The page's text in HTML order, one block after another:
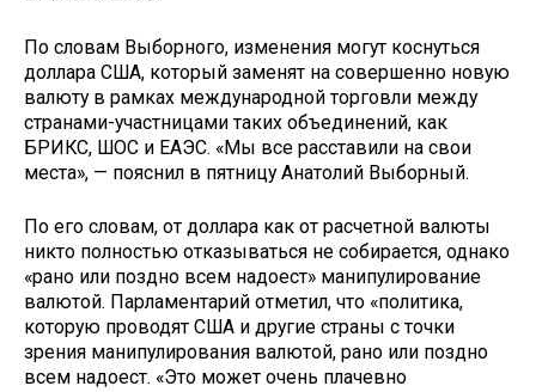
По словам Выборного, изменения могут коснуться
доллара США, который заменят на совершенно новую
валюту в рамках международной торговли между
странами-участницами таких объединений, как
БРИКС, ШОС и ЕАЭС. «Мы все расставили на свои
места», — пояснил в пятницу Анатолий Выборный.
По его словам, от доллара как от расчетной валюты
никто полностью отказываться не собирается, однако
«рано или поздно всем надоест» манипулирование
валютой. Парламентарий отметил, что «политика,
которую проводят США и другие страны с точки
зрения манипулирования валютой, рано или поздно
всем надоест. «Это может очень плачевно